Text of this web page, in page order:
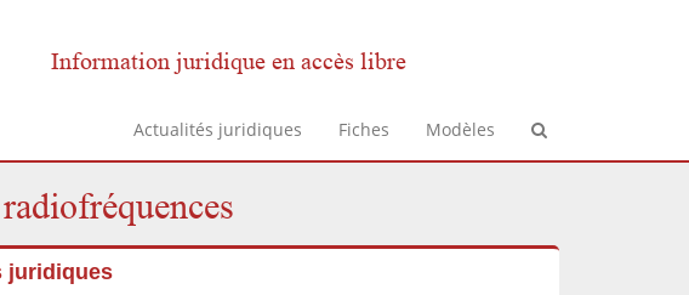
Information juridique en accès libre
Actualités juridiques Fiches Modèles
juridiques